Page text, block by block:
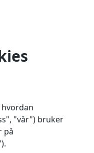
"vår") bruker
på